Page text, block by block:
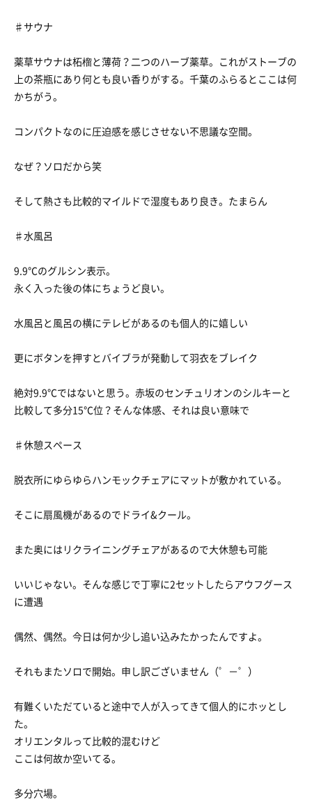
♯サウナ
薬草サウナは柘榴と薄荷？二つのハーブ薬草。これがストーブの
上の茶瓶にあり何とも良い香りがする。千葉のふらるとここは何
かちがう。
コンパクトなのに圧迫感を感じさせない不思議な空間。
なぜ？ソロだから笑
そして熱さも比較的マイルドで湿度もあり良き。たまらん
♯水風呂
9.9℃のグルシン表示。
永く入った後の体にちょうど良い。
水風呂と風呂の横にテレビがあるのも個人的に嬉しい
更にボタンを押すとバイブラが発動して羽衣をブレイク
絶対9.9℃ではないと思う。赤坂のセンチュリオンのシルキーと
比較して多分15℃位？そんな体感、それは良い意味で
♯休憩スペース
脱衣所にゆらゆらハンモックチェアにマットが敷かれている。
そこに扇風機があるのでドライ&クール。
また奥にはリクライニングチェアがあるので大休憩も可能
いいじゃない。そんな感じで丁寧に2セットしたらアウフグース
に遭遇
偶然、偶然。今日は何か少し追い込みたかったんですよ。
それもまたソロで開始。申し訳ございません（゜－゜）
有難くいただていると途中で人が入ってきて個人的にホッとし
た。
オリエンタルって比較的混むけど
ここは何故か空いてる。
多分穴場。